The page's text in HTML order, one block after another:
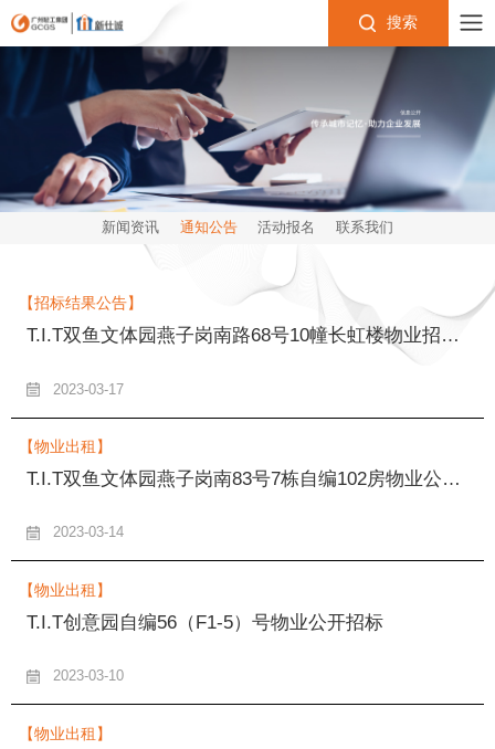
搜索
新闻资讯 通知公告 活动报名 联系我们
【招标结果公告】
T.I.T双鱼文体园燕子岗南路68号10幢长虹楼物业招标结果公告
2023-03-17
【物业出租】
T.I.T双鱼文体园燕子岗南83号7栋自编102房物业公开招租
2023-03-14
【物业出租】
T.I.T创意园自编56（F1-5）号物业公开招标
2023-03-10
【物业出租】